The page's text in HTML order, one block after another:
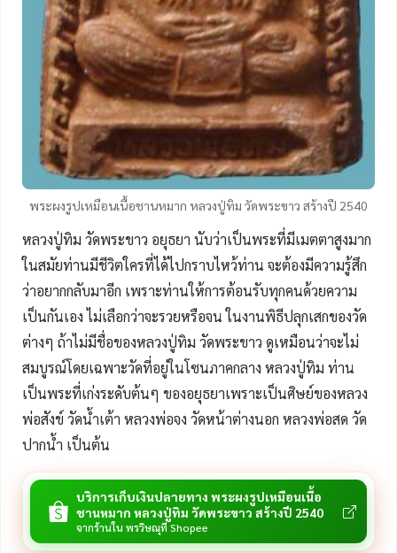
พระผงรูปเหมือนเนื้อชานหมาก หลวงปู่ทิม วัดพระขาว สร้างปี 2540
หลวงปู่ทิม วัดพระขาว อยุธยา นับว่าเป็นพระที่มีเมตตาสูงมาก
ในสมัยท่านมีชีวิตใครที่ได้ไปกราบไหว้ท่าน จะต้องมีความรู้สึก
ว่าอยากกลับมาอีก เพราะท่านให้การต้อนรับทุกคนด้วยความ
เป็นกันเอง ไม่เลือกว่าจะรวยหรือจน ในงานพิธีปลุกเสกของวัด
ต่างๆ ถ้าไม่มีชื่อของหลวงปู่ทิม วัดพระขาว ดูเหมือนว่าจะไม่
สมบูรณ์โดยเฉพาะวัดที่อยู่ในโซนภาคกลาง หลวงปู่ทิม ท่าน
เป็นพระที่เก่งระดับต้นๆ ของอยุธยาเพราะเป็นศิษย์ของหลวง
พ่อสังข์ วัดน้ำเต้า หลวงพ่อจง วัดหน้าต่างนอก หลวงพ่อสด วัด
ปากน้ำ เป็นต้น
บริการเก็บเงินปลายทาง พระผงรูปเหมือนเนื้อ
ชานหมาก หลวงปู่ทิม วัดพระขาว สร้างปี 2540
จากร้านใน พรวิษณุที่ Shopee